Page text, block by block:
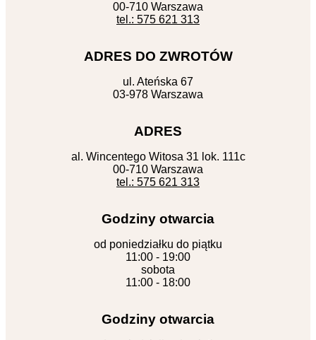
00-710 Warszawa
tel.: 575 621 313
ADRES DO ZWROTÓW
ul. Ateńska 67
03-978 Warszawa
ADRES
al. Wincentego Witosa 31 lok. 111c
00-710 Warszawa
tel.: 575 621 313
Godziny otwarcia
od poniedziałku do piątku
11:00 - 19:00
sobota
11:00 - 18:00
Godziny otwarcia